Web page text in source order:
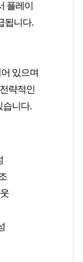
플레이
됩니다.
있으며
략적인
습니다.